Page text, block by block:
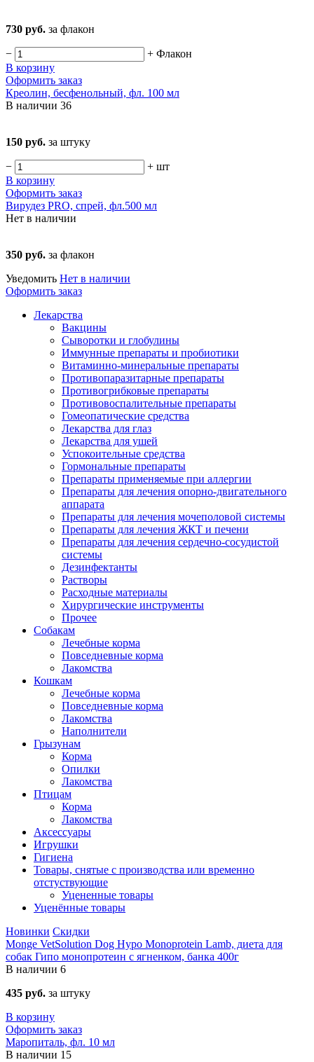
730 руб. за флакон
− + Флакон
В корзину
Оформить заказ
Креолин, бесфенольный, фл. 100 мл
В наличии 36
150 руб. за штуку
− + шт
В корзину
Оформить заказ
Вирудез PRO, спрей, фл.500 мл
Нет в наличии
350 руб. за флакон
Уведомить Нет в наличии
Оформить заказ
Лекарства
Вакцины
Сыворотки и глобулины
Иммунные препараты и пробиотики
Витаминно-минеральные препараты
Противопаразитарные препараты
Противогрибковые препараты
Противовоспалительные препараты
Гомеопатические средства
Лекарства для глаз
Лекарства для ушей
Успокоительные средства
Гормональные препараты
Препараты применяемые при аллергии
Препараты для лечения опорно-двигательного
аппарата
Препараты для лечения мочеполовой системы
Препараты для лечения ЖКТ и печени
Препараты для лечения сердечно-сосудистой
системы
Дезинфектанты
Растворы
Расходные материалы
Хирургические инструменты
Прочее
Собакам
Лечебные корма
Повседневные корма
Лакомства
Кошкам
Лечебные корма
Повседневные корма
Лакомства
Наполнители
Грызунам
Корма
Опилки
Лакомства
Птицам
Корма
Лакомства
Аксессуары
Игрушки
Гигиена
Товары, снятые с производства или временно
отстуствующие
Уцененные товары
Уценённые товары
Новинки Скидки
Monge VetSolution Dog Hypo Monoprotein Lamb, диета для
собак Гипо монопротеин с ягненком, банка 400г
В наличии 6
435 руб. за штуку
В корзину
Оформить заказ
Маропиталь, фл. 10 мл
В наличии 15